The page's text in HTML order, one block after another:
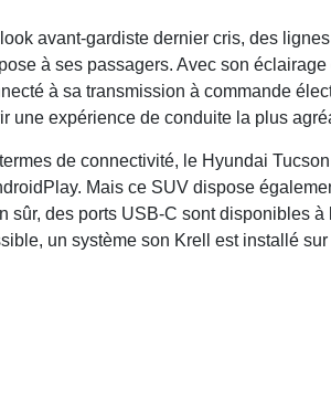
avant-gardiste dernier cris, des
à ses passagers. Avec son
à sa transmission à commande
une expérience de conduite la plus
de connectivité, le Hyundai
Mais ce SUV dispose
sûr, des ports USB-C sont disponibles
un système son Krell est installé